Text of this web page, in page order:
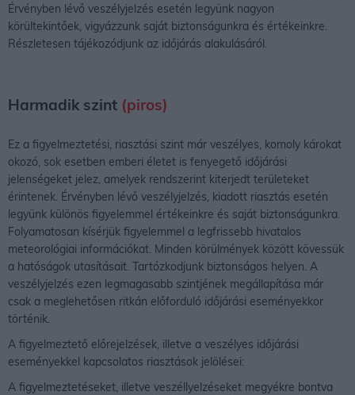
Érvényben lévő veszélyjelzés esetén legyünk nagyon
körültekintőek, vigyázzunk saját biztonságunkra és értékeinkre.
Részletesen tájékozódjunk az időjárás alakulásáról.
Harmadik szint (piros)
Ez a figyelmeztetési, riasztási szint már veszélyes, komoly károkat
okozó, sok esetben emberi életet is fenyegető időjárási
jelenségeket jelez, amelyek rendszerint kiterjedt területeket
érintenek. Érvényben lévő veszélyjelzés, kiadott riasztás esetén
legyünk különös figyelemmel értékeinkre és saját biztonságunkra.
Folyamatosan kísérjük figyelemmel a legfrissebb hivatalos
meteorológiai információkat. Minden körülmények között kövessük
a hatóságok utasításait. Tartózkodjunk biztonságos helyen. A
veszélyjelzés ezen legmagasabb szintjének megállapítása már
csak a meglehetősen ritkán előforduló időjárási eseményekkor
történik.
A figyelmeztető előrejelzések, illetve a veszélyes időjárási
eseményekkel kapcsolatos riasztások jelölései:
A figyelmeztetéseket, illetve veszéllyelzéseket megyékre bontva